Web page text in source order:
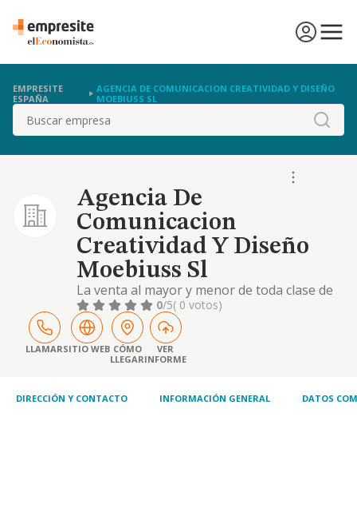
EMPRESITE
ESPAÑA
AGENCIA DE COMUNICACION CREATIVIDAD Y DISEÑO
MOEBIUSS SL
Buscar
Agencia De
Comunicacion
Creatividad Y Diseño
Moebiuss Sl
La venta al mayor y menor de toda clase de
equipos informaticos.
0/5( 0 votos)
LLAMARSITIO WEB CÓMO
LLEGAR
VER
INFORME
DIRECCIÓN Y CONTACTO INFORMACIÓN GENERAL DATOS